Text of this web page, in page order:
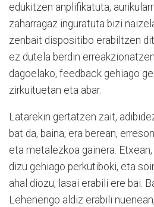
edukitzen anplifikatuta,
zaharragaz inguratuta bizi
zenbait dispositibo erabiltzen
ez dutela berdin
dagoelako, feedback gehiago
zirkuituetan eta abar.
Latarekin gertatzen zait,
bat da, baina, era berean,
eta metalezkoa gainera.
dizu gehiago perkutiboki, eta
ahal diozu, lasai erabili ere bai.
Lehenengo aldiz erabili